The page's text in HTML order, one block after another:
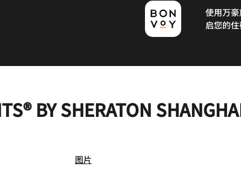
使用万
启您的
BY SHERATON
图片